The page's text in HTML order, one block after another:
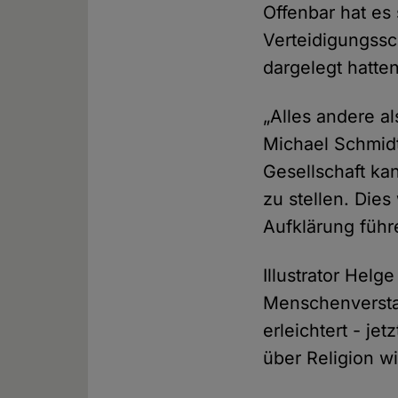
Offenbar hat
dargelegt
„Alles andere
Michael
Gesellschaft
zu stellen.
Aufklärung
Illustrator
erleichtert -
über Religion